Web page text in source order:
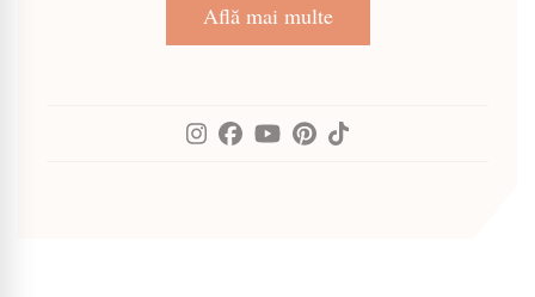
Află mai multe